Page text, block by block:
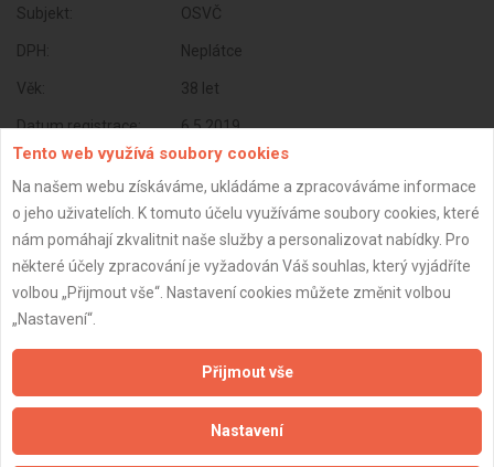
Subjekt: OSVČ
DPH: Neplátce
Věk: 38 let
Datum registrace: 6.5.2019
Dostupnost:
Tento web využívá soubory cookies
Na našem webu získáváme, ukládáme a zpracováváme informace
o jeho uživatelích. K tomuto účelu využíváme soubory cookies, které
nám pomáhají zkvalitnit naše služby a personalizovat nabídky. Pro
některé účely zpracování je vyžadován Váš souhlas, který vyjádříte
volbou „Přijmout vše“. Nastavení cookies můžete změnit volbou
„Nastavení“.
Přijmout vše
Nastavení